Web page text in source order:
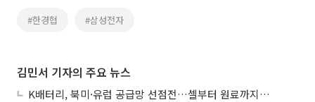
#한경협 #삼성전자
김민서 기자의 주요 뉴스
K배터리, 북미·유럽 공급망 선점전…셀부터 원료까지 현지화